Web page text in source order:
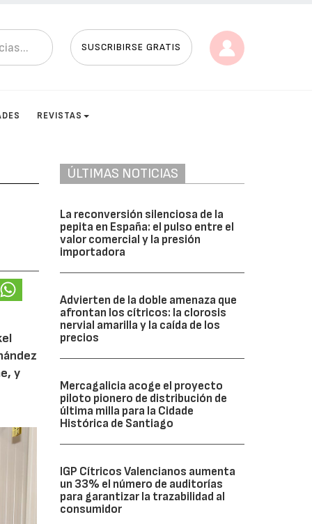
SUSCRIBIRSE GRATIS
REVISTAS
y
ÚLTIMAS NOTICIAS
La reconversión silenciosa de la
pepita en España: el pulso entre el
valor comercial y la presión
importadora
Advierten de la doble amenaza que
afrontan los cítricos: la clorosis
nervial amarilla y la caída de los
precios
Mercagalicia acoge el proyecto
piloto pionero de distribución de
última milla para la Cidade
Histórica de Santiago
IGP Cítricos Valencianos aumenta
un 33% el número de auditorías
para garantizar la trazabilidad al
consumidor